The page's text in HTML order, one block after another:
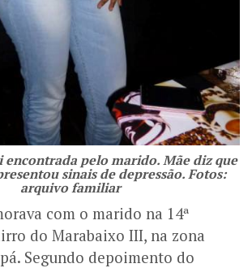
encontrada pelo marido. Mãe diz que
sinais de depressão. Fotos:
arquivo familiar
com o marido na 14ª
do Marabaixo III, na zona
Segundo depoimento do